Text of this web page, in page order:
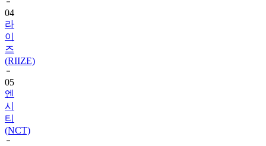
04
라
이
즈
(RIIZE)
05
엔
시
티
(NCT)